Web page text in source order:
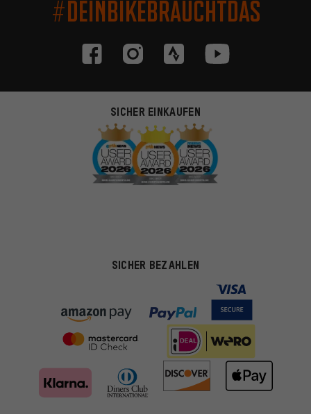
#DEINBIKEBRAUCHTDAS
SICHER EINKAUFEN
SICHER BEZAHLEN